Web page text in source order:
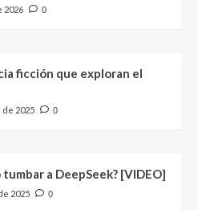
2026 0
ficción que exploran el
de 2025 0
a DeepSeek? [VIDEO]
2025 0